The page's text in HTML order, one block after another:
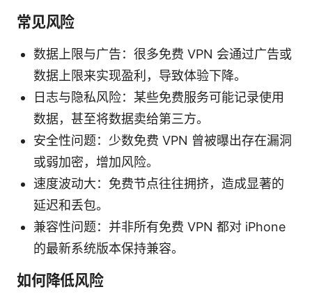
常见风险
数据上限与广告：很多免费 VPN 会通过广告或
数据上限来实现盈利，导致体验下降。
日志与隐私风险：某些免费服务可能记录使用
数据，甚至将数据卖给第三方。
安全性问题：少数免费 VPN 曾被曝出存在漏洞
或弱加密，增加风险。
速度波动大：免费节点往往拥挤，造成显著的
延迟和丢包。
兼容性问题：并非所有免费 VPN 都对 iPhone
的最新系统版本保持兼容。
如何降低风险